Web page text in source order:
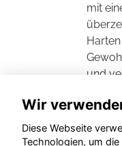
mit
und
der
Wir
Diese Webseite
Technologien, um